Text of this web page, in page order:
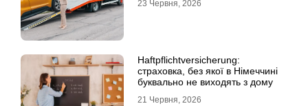
23 Червня, 2026
Haftpflichtversicherung:
страховка, без якої в Німеччині
буквально не виходять з дому
21 Червня, 2026